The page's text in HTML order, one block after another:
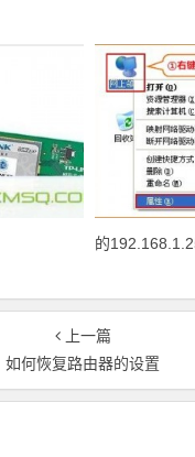
的
上一篇
如何恢复路由器的设置